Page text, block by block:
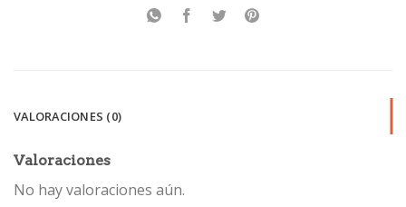
VALORACIONES (0)
Valoraciones
No hay valoraciones aún.